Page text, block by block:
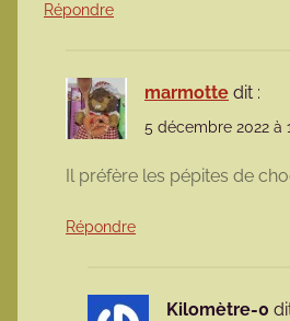
Répondre
marmotte dit :
5 décembre 2022 à
Il préfère les pépites de
Répondre
Kilomètre-0